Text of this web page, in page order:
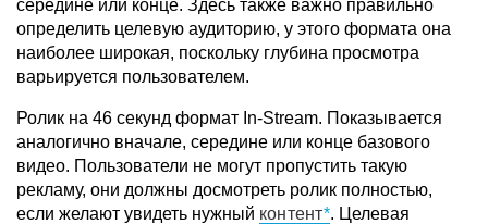
середине или конце. Здесь также важно правильно
определить целевую аудиторию, у этого формата она
наиболее широкая, поскольку глубина просмотра
варьируется пользователем.
Ролик на 46 секунд формат In-Stream. Показывается
аналогично вначале, середине или конце базового
видео. Пользователи не могут пропустить такую
рекламу, они должны досмотреть ролик полностью,
если желают увидеть нужный контент . Целевая